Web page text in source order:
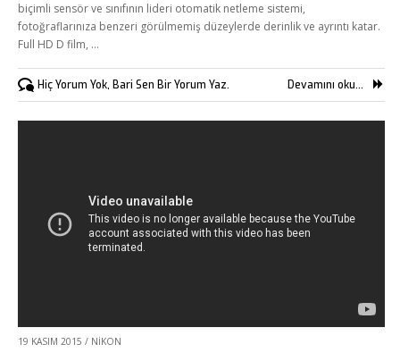
biçimli sensör ve sınıfının lideri otomatik netleme sistemi,
fotoğraflarınıza benzeri görülmemiş düzeylerde derinlik ve ayrıntı katar.
Full HD D film, …
Hiç Yorum Yok, Bari Sen Bir Yorum Yaz. Devamını oku...
19 KASIM 2015 / NIKON